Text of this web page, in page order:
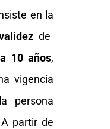
en la
de
a 10 años,
vigencia
persona
partir de